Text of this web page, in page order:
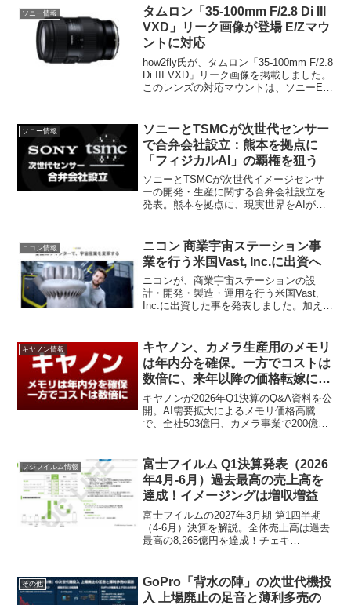
ソニー情報
タムロン「35-100mm F/2.8 Di III
VXD」リーク画像が登場 E/Zマウ
ントに対応
how2fly氏が、タムロン「35-100mm F/2.8
Di III VXD」リーク画像を掲載しました。
このレンズの対応マウントは、ソニーEマ
ソニー情報
ソニーとTSMCが次世代センサー
で合弁会社設立：熊本を拠点に
「フィジカルAI」の覇権を狙う
ソニーとTSMCが次世代イメージセンサ
ーの開発・生産に関する合弁会社設立を
発表。熊本を拠点に、現実世界をAIが認
予定など、今後の半導体戦略とカメラへ
の影響を詳しく解説します。
ニコン情報
ニコン 商業宇宙ステーション事
業を行う米国Vast, Inc.に出資へ
ニコンが、商業宇宙ステーションの設
計・開発・製造・運用を行う米国Vast,
Inc.に出資した事を発表しました。加えて
キヤノン情報
キヤノン、カメラ生産用のメモリ
は年内分を確保。一方でコストは
数倍に、来年以降の価格転嫁に含
み
キヤノンが2026年Q1決算のQ&A資料を公
開。AI需要拡大によるメモリ価格高騰
で、全社503億円、カメラ事業で200億円
スポット価格が契約の3倍に達する中、来
年以降の価格転嫁に含みを持たせる内容
です。
フジフイルム情報
富士フイルム Q1決算発表（2026
年4月-6月）過去最高の売上高を
達成！イメージングは増収増益
富士フイルムの2027年3月期 第1四半期
（4-6月）決算を解説。全体売上高は過去
最高の8,265億円を達成！チェキ
し、部材高騰の影響までわかりやすくま
とめています。
その他
GoPro「背水の陣」の次世代機投
入 上場廃止の足音と薄利多売の